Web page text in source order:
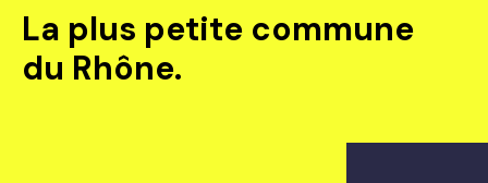
La plus petite commune
du Rhône.